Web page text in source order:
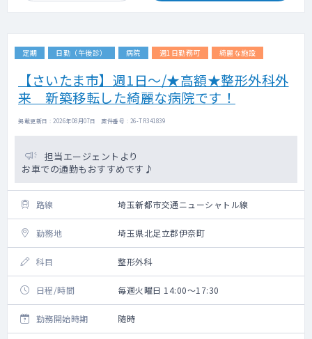
定期 日勤（午後診） 病院 週1日勤務可 綺麗な施設
【さいたま市】週1日～/★高額★整形外科外
来 新築移転した綺麗な病院です！
掲載更新日 : 2026年08月07日 案件番号 : 26-TR341839
担当エージェントより
お車での通勤もおすすめです♪
路線 埼玉新都市交通ニューシャトル線
勤務地 埼玉県北足立郡伊奈町
科目 整形外科
日程/時間 毎週火曜日 14:00～17:30
勤務開始時期 随時